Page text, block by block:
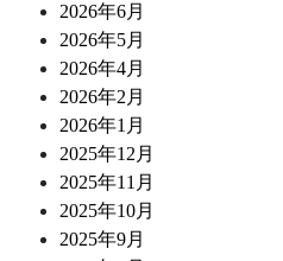
2026年6月
2026年5月
2026年4月
2026年2月
2026年1月
2025年12月
2025年11月
2025年10月
2025年9月